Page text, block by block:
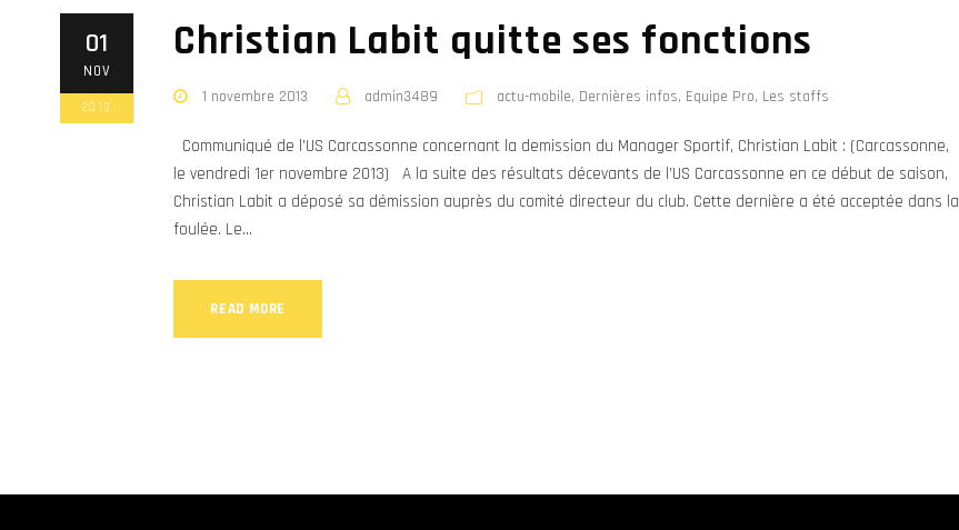
01
NOV
2013
Christian Labit quitte ses fonctions
1 novembre 2013 admin3489 actu-mobile, Dernières infos, Equipe Pro, Les staffs
Communiqué de l’US Carcassonne concernant la demission du Manager Sportif, Christian Labit : (Carcassonne,
le vendredi 1er novembre 2013) A la suite des résultats décevants de l’US Carcassonne en ce début de saison,
Christian Labit a déposé sa démission auprès du comité directeur du club. Cette dernière a été acceptée dans la
foulée. Le...
READ MORE